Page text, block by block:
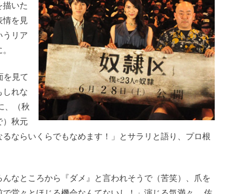
描いた
情を見
うリア
を見て
しれな
、（秋
）秋元
ならいくらでもなめます！」とサラリと語り、プロ根
なところから『ダメ』と言われそうで（苦笑）、爪を